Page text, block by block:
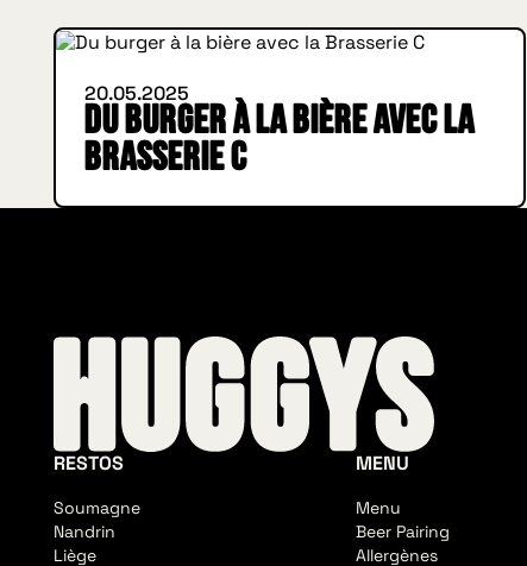
20.05.2025
Du burger à la bière avec la
Brasserie C
RESTOS
Soumagne
Nandrin
Liège
MENU
Menu
Beer Pairing
Allergènes